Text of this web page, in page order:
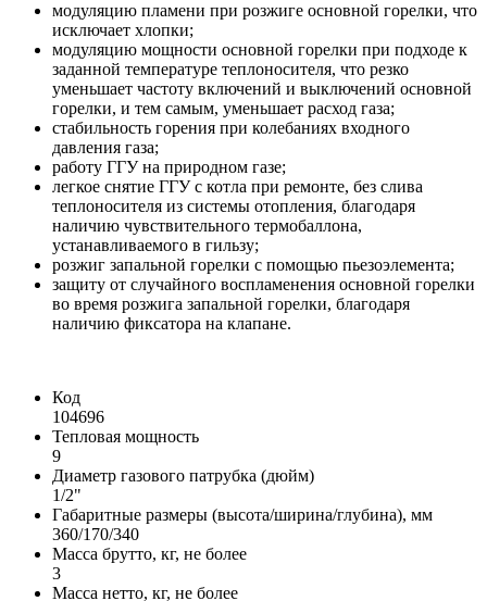
модуляцию пламени при розжиге основной горелки, что
исключает хлопки;
модуляцию мощности основной горелки при подходе к
заданной температуре теплоносителя, что резко
уменьшает частоту включений и выключений основной
горелки, и тем самым, уменьшает расход газа;
стабильность горения при колебаниях входного
давления газа;
работу ГГУ на природном газе;
легкое снятие ГГУ с котла при ремонте, без слива
теплоносителя из системы отопления, благодаря
наличию чувствительного термобаллона,
устанавливаемого в гильзу;
розжиг запальной горелки с помощью пьезоэлемента;
защиту от случайного воспламенения основной горелки
во время розжига запальной горелки, благодаря
наличию фиксатора на клапане.
Код
104696
Тепловая мощность
9
Диаметр газового патрубка (дюйм)
1/2"
Габаритные размеры (высота/ширина/глубина), мм
360/170/340
Масса брутто, кг, не более
3
Масса нетто, кг, не более